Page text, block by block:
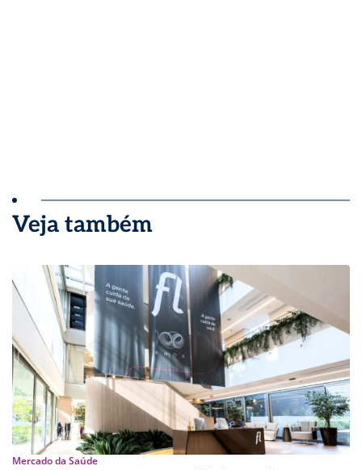
Veja também
Mercado da Saúde